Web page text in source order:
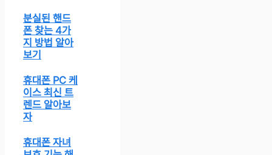
분실된 핸드
폰 찾는 4가
지 방법 알아
보기
휴대폰 PC 케
이스 최신 트
렌드 알아보
자
휴대폰 자녀